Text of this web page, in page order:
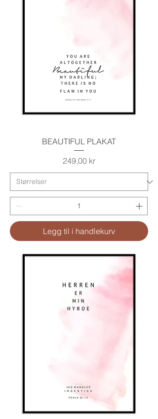
BEAUTIFUL PLAKAT
Pris
249,00 kr
Legg til i handlekurv